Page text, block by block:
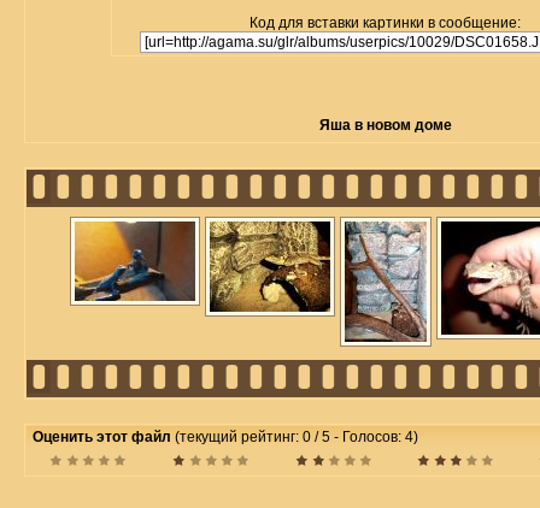
Код для вставки картинки в сообщение:
Яша в новом доме
Оценить этот файл (текущий рейтинг: 0 / 5 - Голосов: 4)